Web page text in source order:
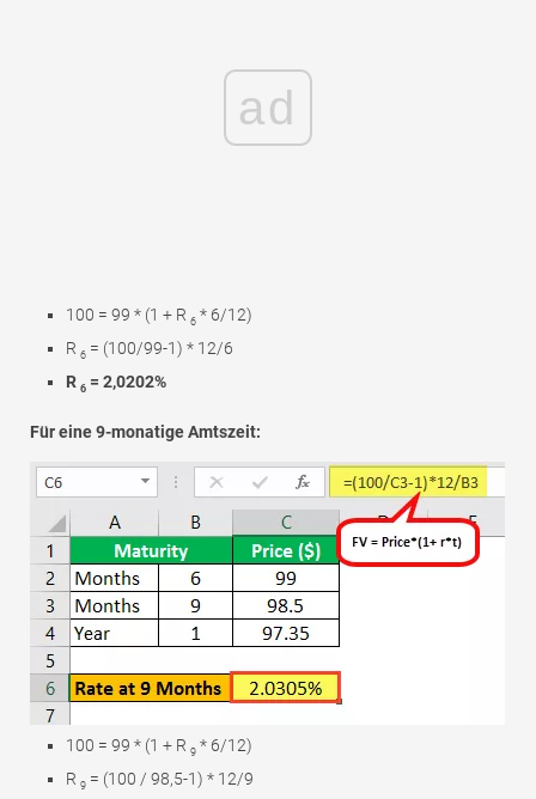
ad
100 = 99 * (1 + R 6 * 6/12)
R 6 = (100/99-1) * 12/6
R 6 = 2,0202%
Für eine 9-monatige Amtszeit:
100 = 99 * (1 + R 9 * 6/12)
R 9 = (100 / 98,5-1) * 12/9